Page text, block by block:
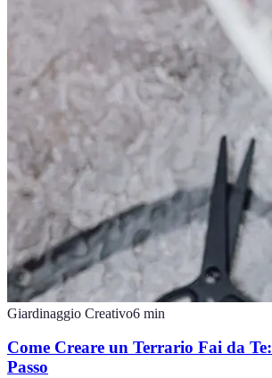
Giardinaggio Creativo6 min
Come Creare un Terrario Fai da
Passo